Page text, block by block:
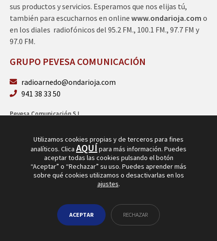
sus productos y servicios. Esperamos que nos elijas tú,
también para escucharnos en online www.ondarioja.com o
en los diales radiofónicos del 95.2 FM., 100.1 FM., 97.7 FM y
97.0 FM.
GRUPO PEVESA COMUNICACIÓN
radioarnedo@ondarioja.com
941 38 33 50
Pevesa Comunicación S.L.
Utilizamos cookies propias y de terceros para fines
analíticos. Clica AQUÍpara más información. Puedes
aceptar todas las cookies pulsando el botón
“Aceptar” o “Rechazar” su uso. Puedes aprender más
sobre qué cookies utilizamos o desactivarlas en los
ajustes.
ACEPTAR RECHAZAR